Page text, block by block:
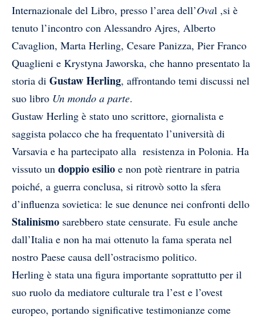
Internazionale del Libro, presso l’area dell’Oval ,si è
tenuto l’incontro con Alessandro Ajres, Alberto
Cavaglion, Marta Herling, Cesare Panizza, Pier Franco
Quaglieni e Krystyna Jaworska, che hanno presentato la
storia di Gustaw Herling, affrontando temi discussi nel
suo libro Un mondo a parte.
Gustaw Herling è stato uno scrittore, giornalista e
saggista polacco che ha frequentato l’università di
Varsavia e ha partecipato alla resistenza in Polonia. Ha
vissuto un doppio esilio e non potè rientrare in patria
poiché, a guerra conclusa, si ritrovò sotto la sfera
d’influenza sovietica: le sue denunce nei confronti dello
Stalinismo sarebbero state censurate. Fu esule anche
dall’Italia e non ha mai ottenuto la fama sperata nel
nostro Paese causa dell’ostracismo politico.
Herling è stata una figura importante soprattutto per il
suo ruolo da mediatore culturale tra l’est e l’ovest
europeo, portando significative testimonianze come